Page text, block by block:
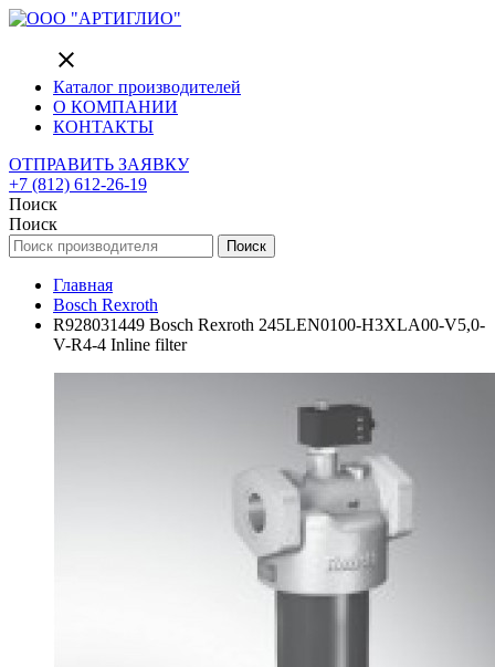
close
Каталог производителей
О КОМПАНИИ
КОНТАКТЫ
ОТПРАВИТЬ ЗАЯВКУ
+7 (812) 612-26-19
Поиск
Поиск
Поиск
Главная
Bosch Rexroth
R928031449 Bosch Rexroth 245LEN0100-H3XLA00-V5,0-
V-R4-4 Inline filter